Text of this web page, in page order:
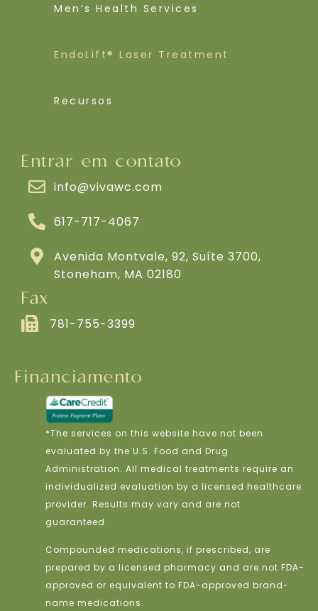
Men’s Health Services
EndoLift® Laser Treatment
Recursos
Entrar em contato
info@vivawc.com
617-717-4067
Avenida Montvale, 92, Suíte 3700,
Stoneham, MA 02180
Fax
781-755-3399
Financiamento
*The services on this website have not been
evaluated by the U.S. Food and Drug
Administration. All medical treatments require an
individualized evaluation by a licensed healthcare
provider. Results may vary and are not
guaranteed.
Compounded medications, if prescribed, are
prepared by a licensed pharmacy and are not FDA-
approved or equivalent to FDA-approved brand-
name medications.